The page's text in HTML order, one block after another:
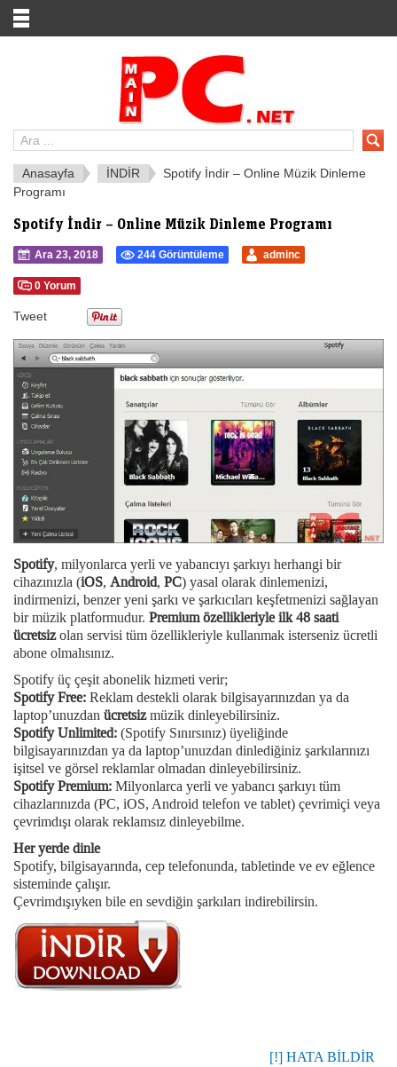
Anasayfa İNDİR
Spotify İndir – Online Müzik Dinleme
Programı
Spotify İndir – Online Müzik Dinleme Programı
Ara 23, 2018 244 Görüntüleme adminc
0 Yorum
Tweet
Spotify, milyonlarca yerli ve yabancıyı şarkıyı herhangi bir
cihazınızla (iOS, Android, PC) yasal olarak dinlemenizi,
indirmenizi, benzer yeni şarkı ve şarkıcıları keşfetmenizi sağlayan
bir müzik platformudur. Premium özellikleriyle ilk 48 saati
ücretsizolan servisi tüm özellikleriyle kullanmak isterseniz ücretli
abone olmalısınız.
Spotify üç çeşit abonelik hizmeti verir;
Spotify Free:Reklam destekli olarak bilgisayarınızdan ya da
laptop’unuzdanücretsizmüzik dinleyebilirsiniz.
Spotify Unlimited:(Spotify Sınırsınız) üyeliğinde
bilgisayarınızdan ya da laptop’unuzdan dinlediğiniz şarkılarınızı
işitsel ve görsel reklamlar olmadan dinleyebilirsiniz.
Spotify Premium:Milyonlarca yerli ve yabancı şarkıyı tüm
cihazlarınızda (PC, iOS, Android telefon ve tablet) çevrimiçi veya
çevrimdışı olarak reklamsız dinleyebilme.
Her yerde dinle
Spotify, bilgisayarında, cep telefonunda, tabletinde ve ev eğlence
sisteminde çalışır.
Çevrimdışıyken bile en sevdiğin şarkıları indirebilirsin.
[!] HATA BİLDİR